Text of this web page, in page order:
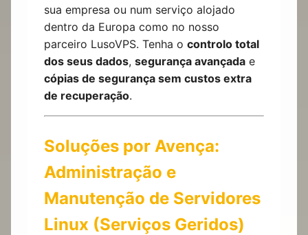
sua empresa ou num serviço alojado
dentro da Europa como no nosso
parceiro LusoVPS. Tenha o controlo total
dos seus dados, segurança avançada e
cópias de segurança sem custos extra
de recuperação.
Soluções por Avença:
Administração e
Manutenção de Servidores
Linux (Serviços Geridos)